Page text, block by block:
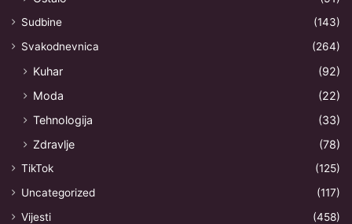
Sudbine
(143)
Svakodnevnica
(264)
Kuhar
(92)
Moda
(22)
Tehnologija
(33)
Zdravlje
(78)
TikTok
(125)
Uncategorized
(117)
Vijesti
(458)